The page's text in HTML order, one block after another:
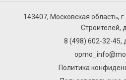
143407, Московская область,
Строителей,
8 (498) 602-32-45,
Политика